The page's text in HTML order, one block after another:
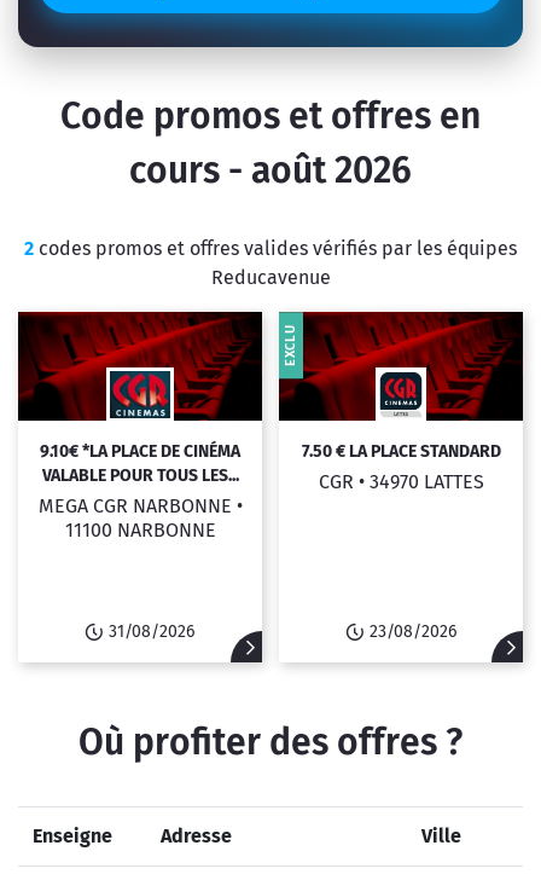
Code promos et offres en
cours - août 2026
2 codes promos et offres valides vérifiés par les équipes
Reducavenue
9.10€ *LA PLACE DE CINÉMA
VALABLE POUR TOUS LES...
MEGA CGR NARBONNE •
11100 NARBONNE
31/08/2026
7.50 € LA PLACE STANDARD
CGR • 34970 LATTES
23/08/2026
EXCLU
Où profiter des offres ?
Enseigne Adresse Ville